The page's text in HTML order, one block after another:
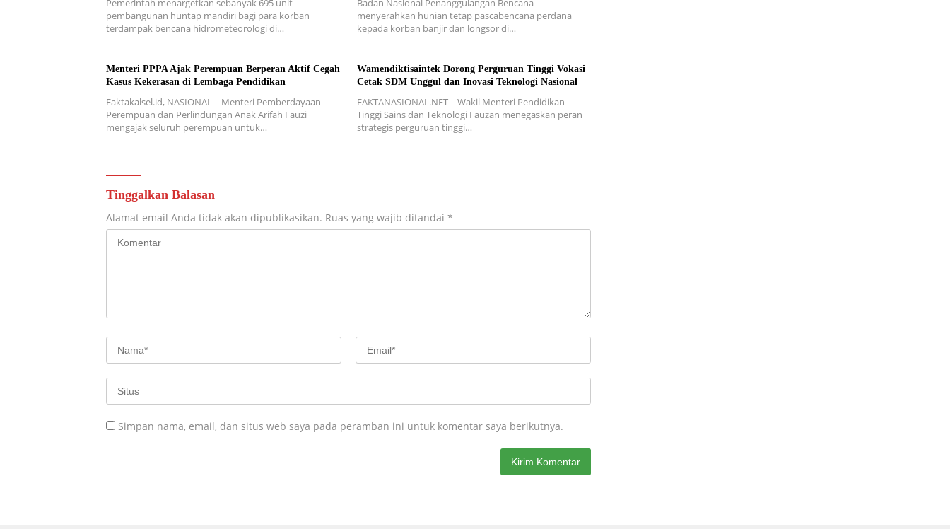
Pemerintah menargetkan sebanyak 695 unit
pembangunan huntap mandiri bagi para korban
terdampak bencana hidrometeorologi di…
Badan Nasional Penanggulangan Bencana
menyerahkan hunian tetap pascabencana perdana
kepada korban banjir dan longsor di…
Menteri PPPA Ajak Perempuan Berperan Aktif Cegah
Kasus Kekerasan di Lembaga Pendidikan
Faktakalsel.id, NASIONAL – Menteri Pemberdayaan
Perempuan dan Perlindungan Anak Arifah Fauzi
mengajak seluruh perempuan untuk…
Wamendiktisaintek Dorong Perguruan Tinggi Vokasi
Cetak SDM Unggul dan Inovasi Teknologi Nasional
FAKTANASIONAL.NET – Wakil Menteri Pendidikan
Tinggi Sains dan Teknologi Fauzan menegaskan peran
strategis perguruan tinggi…
Tinggalkan Balasan
Alamat email Anda tidak akan dipublikasikan. Ruas yang wajib ditandai *
Simpan nama, email, dan situs web saya pada peramban ini untuk komentar saya berikutnya.